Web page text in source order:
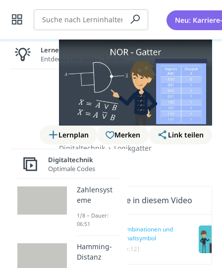
Suche Neu:
Lernplan Merken
Link teilen
Digitaltechnik
Logikgatter
NOR-Gatter
Wichtige Inhalte in diesem Video
Kombinationen und
Schaltsymbol
(00:12)
Lernen lohnt sich!
Entdecke hier deine Chancen.
Digitaltechnik
Optimale Codes
Zahlensyst
eme
1/8 – Dauer:
06:51
Hamming-
Distanz